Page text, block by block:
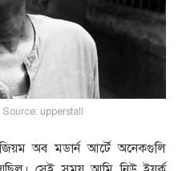
Source: upperstall
অব মডার্ন আর্টে অনেকগুলি